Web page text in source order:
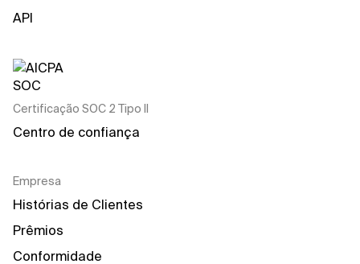
API
Certificação SOC 2 Tipo II
Centro de confiança
Empresa
Histórias de Clientes
Prêmios
Conformidade